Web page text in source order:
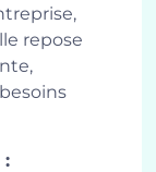
repose
: